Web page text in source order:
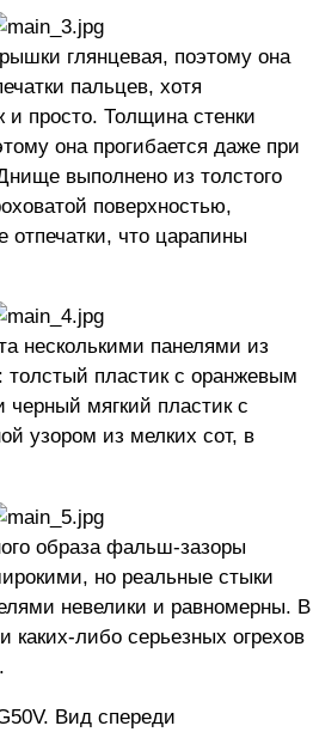
глянцевая, поэтому она
пальцев, хотя
и просто. Толщина стенки
она прогибается даже при
выполнено из толстого
поверхностью,
отпечатки, что царапины
несколькими панелями из
толстый пластик с оранжевым
мягкий пластик с
узором из мелких сот, в
образа фальш-зазоры
но реальные стыки
невелики и равномерны. В
каких-либо серьезных огрехов